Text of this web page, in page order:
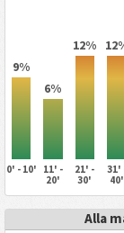
9%
6%
12%
0' - 10'
11' -
20'
21' -
30'
31'
40'
Alla